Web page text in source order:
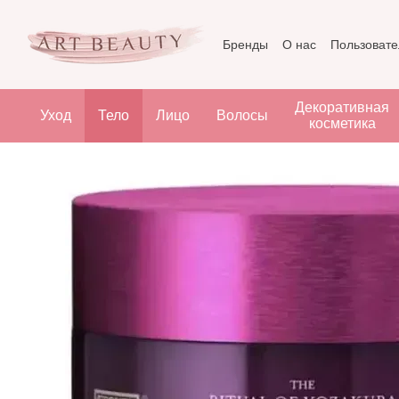
Бренды О нас
Уход Тело Лицо Волосы
Декоративная
косметика